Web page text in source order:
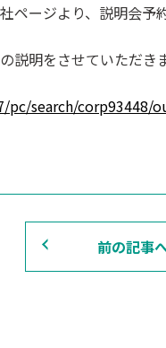
ページより、説明会予
説明をさせていただきま
search/corp93448/
前の記事